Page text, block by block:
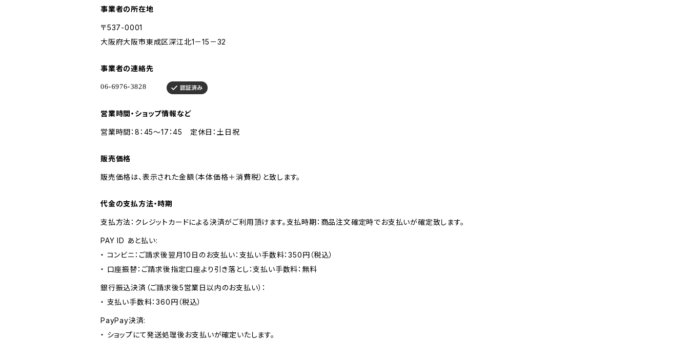
事業者の所在地
〒537-0001
大阪府大阪市東成区深江北1－15－32
事業者の連絡先
営業時間・ショップ情報など
営業時間：8：45～17：45 定休日：土日祝
販売価格
販売価格は、表示された金額（本体価格＋消費税）と致します。
代金の支払方法・時期
支払方法：クレジットカードによる決済がご利用頂けます。支払時期：商品注文確定時でお支払いが確定致します。
PAY ID あと払い:
・ コンビニ：ご請求後翌月10日のお支払い：支払い手数料：350円（税込）
・ 口座振替：ご請求後指定口座より引き落とし：支払い手数料：無料
銀行振込決済（ご請求後5営業日以内のお支払い）：
・ 支払い手数料：360円（税込）
PayPay決済:
・ ショップにて発送処理後お支払いが確定いたします。